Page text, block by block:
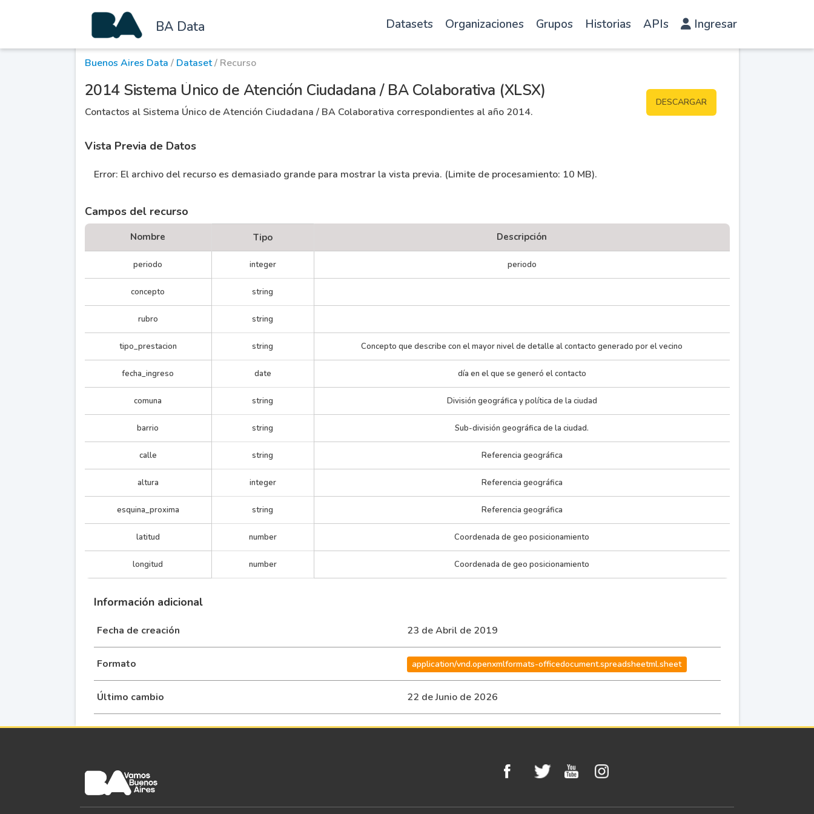
BA Data Datasets Organizaciones Grupos Historias APIs Ingresar
Buenos Aires Data / Dataset/ Recurso
2014 Sistema Único de Atención Ciudadana / BA Colaborativa (XLSX)
Contactos al Sistema Único de Atención Ciudadana / BA Colaborativa correspondientes al año 2014.
DESCARGAR
Vista Previa de Datos
Error: El archivo del recurso es demasiado grande para mostrar la vista previa. (Limite de procesamiento: 10 MB).
Campos del recurso
Nombre Tipo Descripción
periodo integer periodo
concepto string
rubro string
tipo_prestacion string Concepto que describe con el mayor nivel de detalle al contacto generado por el vecino
fecha_ingreso date día en el que se generó el contacto
comuna string División geográfica y política de la ciudad
barrio string Sub-división geográfica de la ciudad.
calle string Referencia geográfica
altura integer Referencia geográfica
esquina_proxima string Referencia geográfica
latitud number Coordenada de geo posicionamiento
longitud number Coordenada de geo posicionamiento
Información adicional
Fecha de creación 23 de Abril de 2019
Formato application/vnd.openxmlformats-officedocument.spreadsheetml.sheet
Último cambio 22 de Junio de 2026